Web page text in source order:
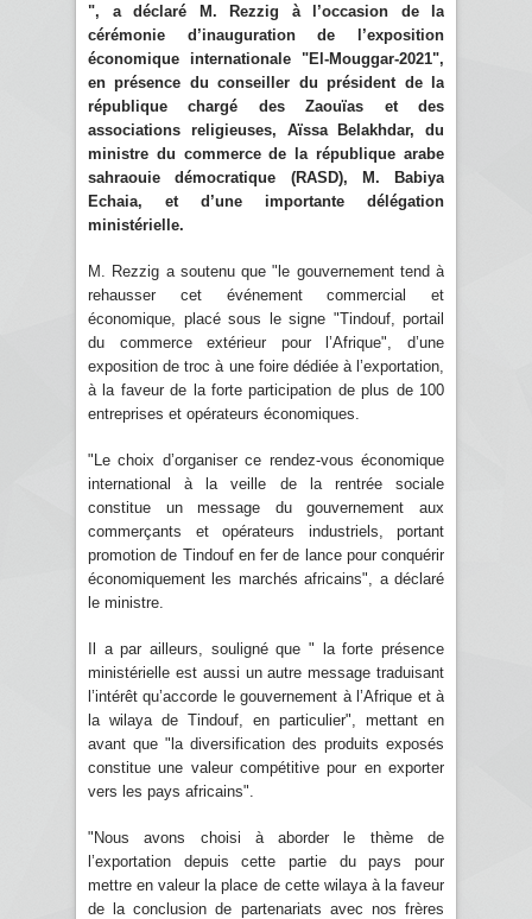
", a déclaré M. Rezzig à l’occasion de la
cérémonie d’inauguration de l’exposition
économique internationale "El-Mouggar-2021",
en présence du conseiller du président de la
république chargé des Zaouïas et des
associations religieuses, Aïssa Belakhdar, du
ministre du commerce de la république arabe
sahraouie démocratique (RASD), M. Babiya
Echaia, et d’une importante délégation
ministérielle.
M. Rezzig a soutenu que "le gouvernement tend à
rehausser cet événement commercial et
économique, placé sous le signe "Tindouf, portail
du commerce extérieur pour l’Afrique", d’une
exposition de troc à une foire dédiée à l’exportation,
à la faveur de la forte participation de plus de 100
entreprises et opérateurs économiques.
"Le choix d’organiser ce rendez-vous économique
international à la veille de la rentrée sociale
constitue un message du gouvernement aux
commerçants et opérateurs industriels, portant
promotion de Tindouf en fer de lance pour conquérir
économiquement les marchés africains", a déclaré
le ministre.
Il a par ailleurs, souligné que " la forte présence
ministérielle est aussi un autre message traduisant
l’intérêt qu’accorde le gouvernement à l’Afrique et à
la wilaya de Tindouf, en particulier", mettant en
avant que "la diversification des produits exposés
constitue une valeur compétitive pour en exporter
vers les pays africains".
"Nous avons choisi à aborder le thème de
l’exportation depuis cette partie du pays pour
mettre en valeur la place de cette wilaya à la faveur
de la conclusion de partenariats avec nos frères